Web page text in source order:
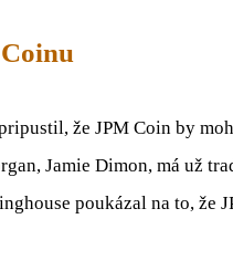
že JPM Coin by
Jamie Dimon, má už
poukázal na to, že